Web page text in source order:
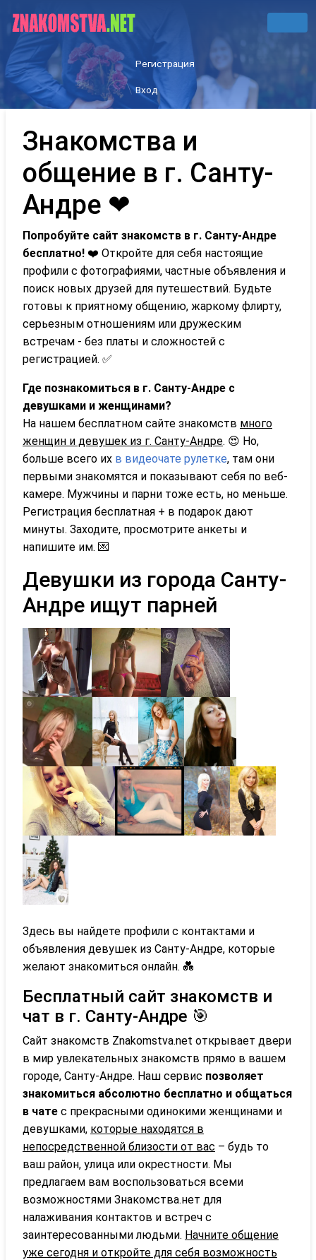
Регистрация
Вход
Знакомства и
общение в г. Санту-
Андре ❤
Попробуйте сайт знакомств в г. Санту-Андре
бесплатно! ❤️ Откройте для себя настоящие
профили с фотографиями, частные объявления и
поиск новых друзей для путешествий. Будьте
готовы к приятному общению, жаркому флирту,
серьезным отношениям или дружеским
встречам - без платы и сложностей с
регистрацией. ✅
Где познакомиться в г. Санту-Андре с
девушками и женщинами?
На нашем бесплатном сайте знакомств много
женщин и девушек из г. Санту-Андре. 😍 Но,
больше всего их в видеочате рулетке, там они
первыми знакомятся и показывают себя по веб-
камере. Мужчины и парни тоже есть, но меньше.
Регистрация бесплатная + в подарок дают
минуты. Заходите, просмотрите анкеты и
напишите им. 💌
Девушки из города Санту-
Андре ищут парней
Здесь вы найдете профили с контактами и
объявления девушек из Санту-Андре, которые
желают знакомиться онлайн. 💑
Бесплатный сайт знакомств и
чат в г. Санту-Андре 🎯
Сайт знакомств Znakomstva.net открывает двери
в мир увлекательных знакомств прямо в вашем
городе, Санту-Андре. Наш сервис позволяет
знакомиться абсолютно бесплатно и общаться
в чате с прекрасными одинокими женщинами и
девушками, которые находятся в
непосредственной близости от вас – будь то
ваш район, улица или окрестности. Мы
предлагаем вам воспользоваться всеми
возможностями Знакомства.нет для
налаживания контактов и встреч с
заинтересованными людьми. Начните общение
уже сегодня и откройте для себя возможность